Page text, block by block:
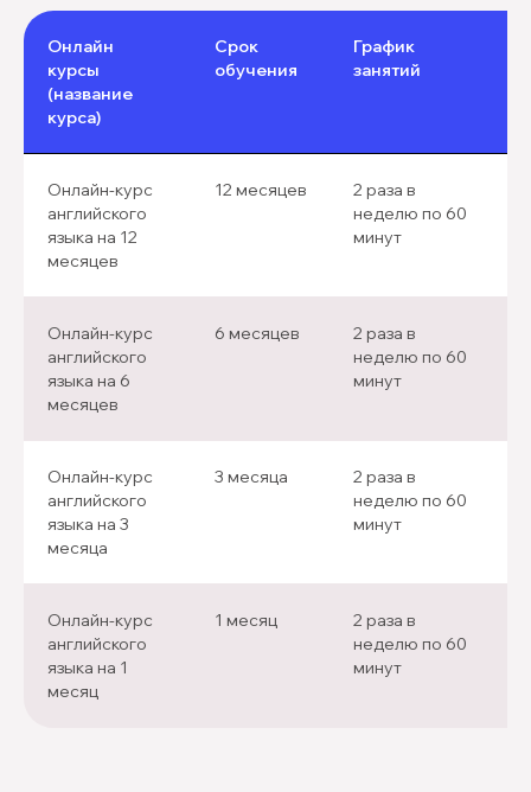
Онлайн
курсы
(название
курса)
Срок
обучения
График
занятий
Онлайн-курс
английского
языка на 12
месяцев
12 месяцев
2 раза в
неделю по 60
минут
Онлайн-курс
английского
языка на 6
месяцев
6 месяцев
2 раза в
неделю по 60
минут
Онлайн-курс
английского
языка на 3
месяца
3 месяца
2 раза в
неделю по 60
минут
Онлайн-курс
английского
языка на 1
месяц
1 месяц
2 раза в
неделю по 60
минут